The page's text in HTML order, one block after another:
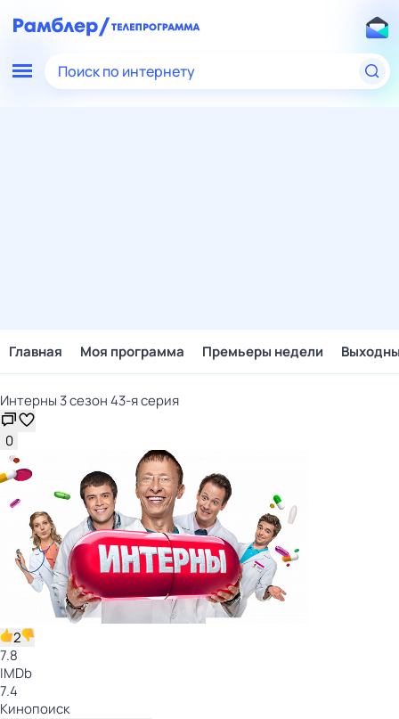
Поиск по интернету
Главная Моя программа Премьеры недели
Интерны 3 сезон 43-я серия
0
2
7.8
IMDb
7.4
Кинопоиск